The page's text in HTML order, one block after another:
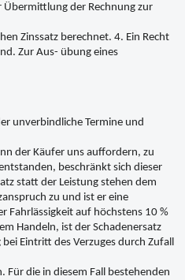
Übermittlung der Rechnung zur
Zinssatz berechnet. 4. Ein Recht
Zur Aus- übung eines
unverbindliche Termine und
der Käufer uns auffordern, zu
beschränkt sich dieser
statt der Leistung stehen dem
zu und ist er eine
Fahrlässigkeit auf höchstens 10 %
Handeln, ist der Schadenersatz
Eintritt des Verzuges durch Zufall
die in diesem Fall bestehenden